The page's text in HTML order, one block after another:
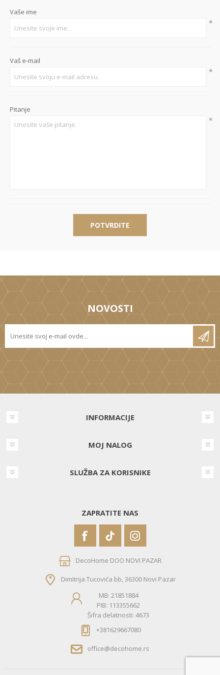
Vaše ime
*
Vaš e-mail
*
Pitanje
*
POTVRDITE
NOVOSTI
INFORMACIJE
MOJ NALOG
SLUŽBA ZA KORISNIKE
ZAPRATITE NAS
DecoHome DOO NOVI PAZAR
Dimitrija Tucovića bb, 36300 Novi Pazar
MB: 21851884
PIB: 113355662
Šifra delatnosti: 4673
+381629667080
office@decohome.rs